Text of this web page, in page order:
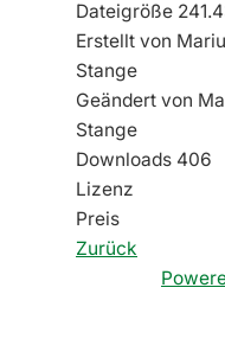
Dateigröße
Erstellt von
Stange
Geändert von
Stange
Downloads 406
Lizenz
Preis
Zurück